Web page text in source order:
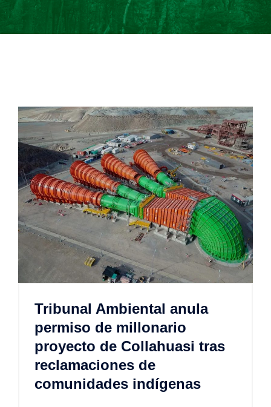
Tribunal Ambiental anula
permiso de millonario
proyecto de Collahuasi tras
reclamaciones de
comunidades indígenas